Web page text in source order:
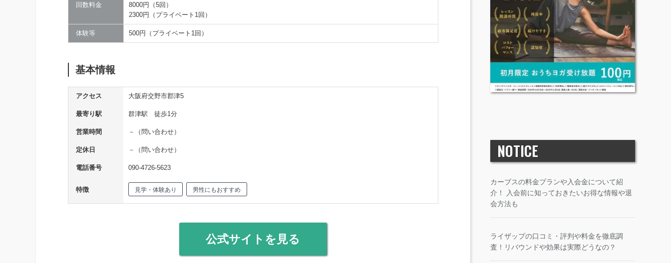
回数料金
8000円（5回）
2300円（プライベート1回）
体験等 500円（プライベート1回）
基本情報
アクセス 大阪府交野市郡津5
最寄り駅 群津駅 徒歩1分
営業時間 －（問い合わせ）
定休日 －（問い合わせ）
電話番号 090-4726-5623
特徴 見学・体験あり 男性にもおすすめ
公式サイトを見る
NOTICE
カーブスの料金プランや入会金について紹
介！ 入会前に知っておきたいお得な情報や退
会方法も
ライザップの口コミ・評判や料金を徹底調
査！リバウンドや効果は実際どうなの？